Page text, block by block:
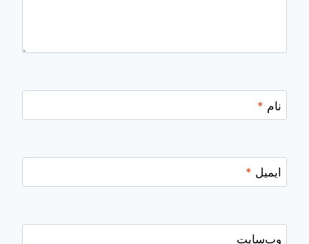
نام *
ایمیل *
وب‌سایت